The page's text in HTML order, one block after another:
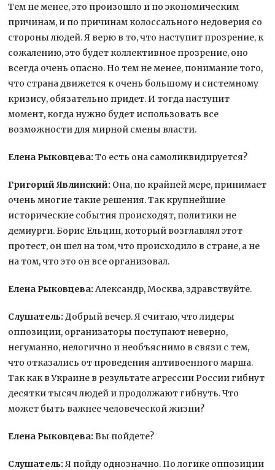
Тем не менее, это произошло и по экономическим
причинам, и по причинам колоссального недоверия со
стороны людей. Я верю в то, что наступит прозрение, к
сожалению, это будет коллективное прозрение, оно
всегда очень опасно. Но тем не менее, понимание того,
что страна движется к очень большому и системному
кризису, обязательно придет. И тогда наступит
момент, когда нужно будет использовать все
возможности для мирной смены власти.
Елена Рыковцева: То есть она самоликвидируется?
Григорий Явлинский: Она, по крайней мере, принимает
очень многие такие решения. Так крупнейшие
исторические события происходят, политики не
демиурги. Борис Ельцин, который возглавлял этот
протест, он шел на том, что происходило в стране, а не
на том, что это он все организовал.
Елена Рыковцева: Александр, Москва, здравствуйте.
Слушатель:Добрый вечер. Я считаю, что лидеры
оппозиции, организаторы поступают неверно,
негуманно, нелогично и необъяснимо в связи с тем,
что отказались от проведения антивоенного марша.
Так как в Украине в результате агрессии России гибнут
десятки тысяч людей и продолжают гибнуть. Что
может быть важнее человеческой жизни?
Елена Рыковцева: Вы пойдете?
Слушатель:Я пойду однозначно. По логике оппозиции